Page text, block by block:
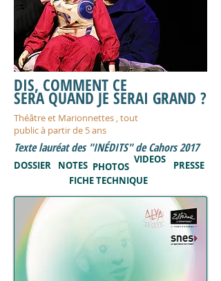
DIS, COMMENT CE
SERA QUAND JE SERAI GRAND ?
Théâtre et Marionnettes , tout
public à partir de 5 ans
Texte lauréat des "INÉDITS" de Cahors 2017
DOSSIER
FICHE TECHNIQUE
PRESSE
PHOTOS
VIDEOS
NOTES